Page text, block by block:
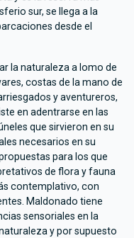
sur, se llega a la
desde el
la naturaleza a lomo de
costas de la mano de
y aventureros,
en adentrarse en las
que sirvieron en su
necesarios en su
para los que
de flora y fauna
contemplativo, con
Maldonado tiene
sensoriales en la
y por supuesto